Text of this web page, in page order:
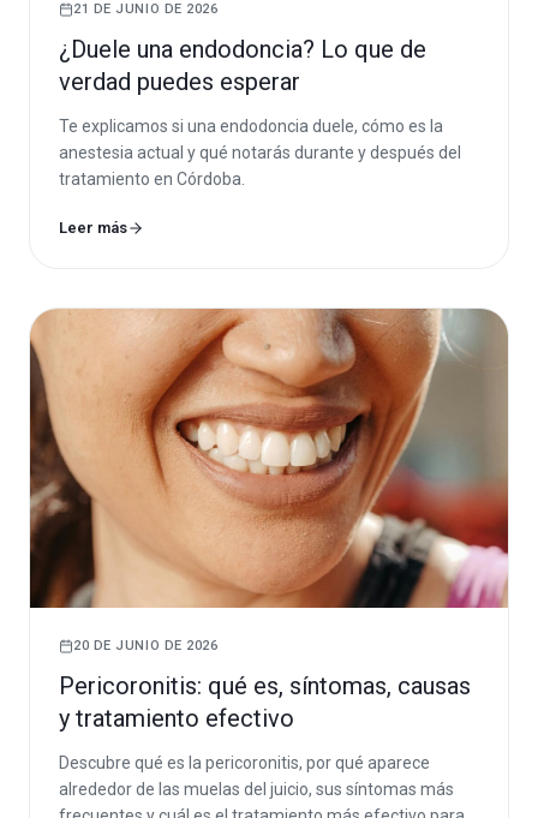
21 DE JUNIO DE 2026
¿Duele una endodoncia? Lo que de
verdad puedes esperar
Te explicamos si una endodoncia duele, cómo es la
anestesia actual y qué notarás durante y después del
tratamiento en Córdoba.
Leer más
20 DE JUNIO DE 2026
Pericoronitis: qué es, síntomas, causas
y tratamiento efectivo
Descubre qué es la pericoronitis, por qué aparece
alrededor de las muelas del juicio, sus síntomas más